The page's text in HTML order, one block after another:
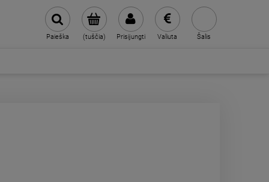
(tuščia) Prisijungti
Paieška Valiuta Šalis